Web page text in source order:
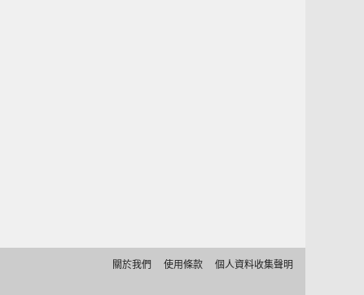
關於我們 使用條款 個人資料收集聲明